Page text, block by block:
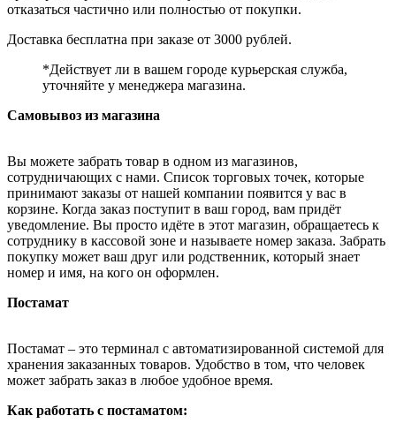
отказаться частично или полностью от покупки.
Доставка бесплатна при заказе от 3000 рублей.
*Действует ли в вашем городе курьерская служба,
уточняйте у менеджера магазина.
Самовывоз из магазина
Вы можете забрать товар в одном из магазинов,
сотрудничающих с нами. Список торговых точек, которые
принимают заказы от нашей компании появится у вас в
корзине. Когда заказ поступит в ваш город, вам придёт
уведомление. Вы просто идёте в этот магазин, обращаетесь к
сотруднику в кассовой зоне и называете номер заказа. Забрать
покупку может ваш друг или родственник, который знает
номер и имя, на кого он оформлен.
Постамат
Постамат – это терминал с автоматизированной системой для
хранения заказанных товаров. Удобство в том, что человек
может забрать заказ в любое удобное время.
Как работать с постаматом: